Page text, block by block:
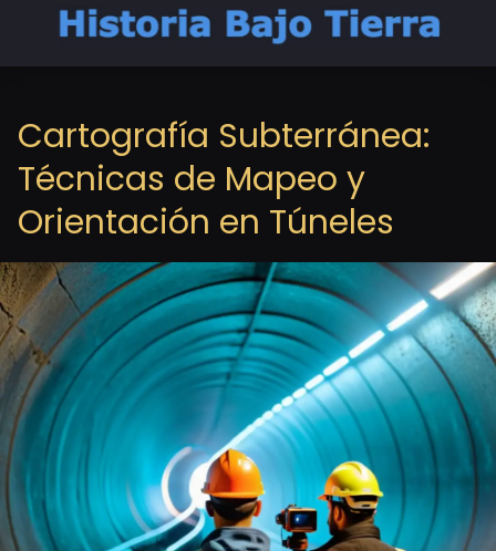
Cartografía Subterránea:
Técnicas de Mapeo y
Orientación en Túneles